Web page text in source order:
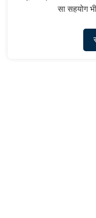
सा सहयोग